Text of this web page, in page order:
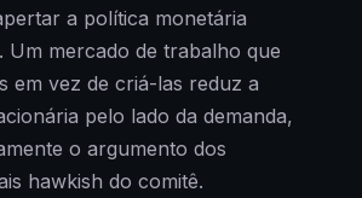
a política monetária
Um mercado de trabalho que
em vez de criá-las reduz a
pelo lado da demanda,
o argumento dos
hawkish do comitê.